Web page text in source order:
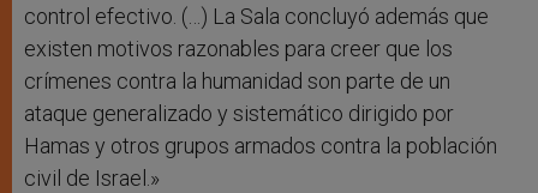
control efectivo. (…) La Sala concluyó además que
existen motivos razonables para creer que los
crímenes contra la humanidad son parte de un
ataque generalizado y sistemático dirigido por
Hamas y otros grupos armados contra la población
civil de Israel.»